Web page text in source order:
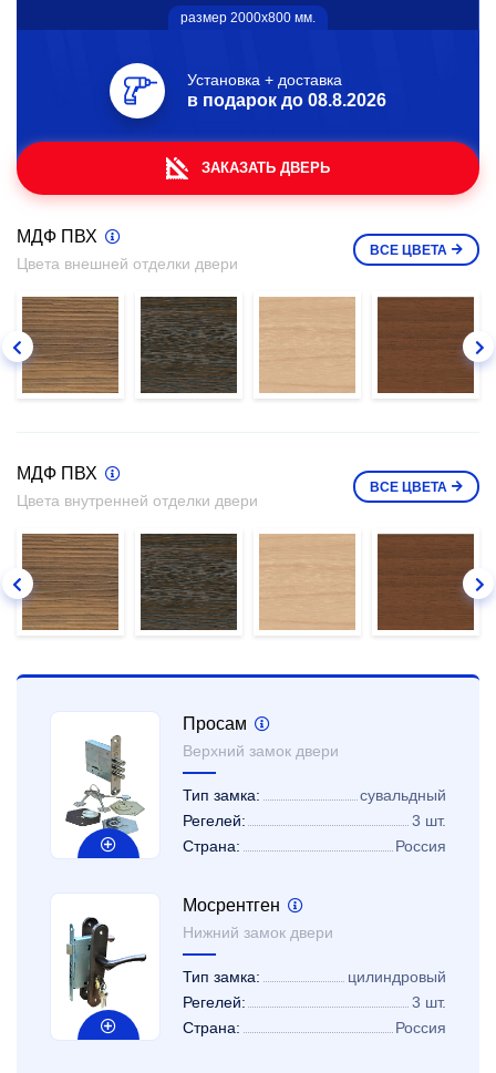
размер 2000х800 мм.
Установка + доставка
в подарок до 08.8.2026
ЗАКАЗАТЬ ДВЕРЬ
МДФ ПВХ
Цвета внешней отделки двери
ВСЕ ЦВЕТА
МДФ ПВХ
Цвета внутренней отделки двери
ВСЕ ЦВЕТА
Просам
Верхний замок двери
Тип замка:
сувальдный
Регелей:
3 шт.
Страна:
Россия
Мосрентген
Нижний замок двери
Тип замка:
цилиндровый
Регелей:
3 шт.
Страна:
Россия